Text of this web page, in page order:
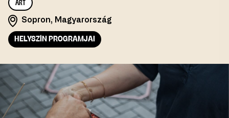
ART
Sopron, Magyarország
HELYSZÍN PROGRAMJAI